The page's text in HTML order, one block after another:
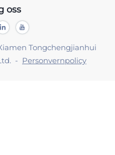
oss
Tongchengjianhui
- Personvernpolicy